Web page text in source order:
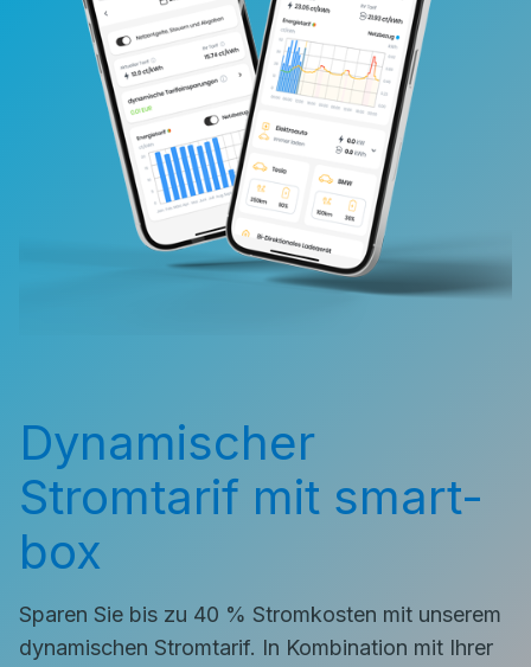
Dynamischer
Stromtarif mit smart-
box
Sparen Sie bis zu 40 % Stromkosten mit unserem
dynamischen Stromtarif. In Kombination mit Ihrer